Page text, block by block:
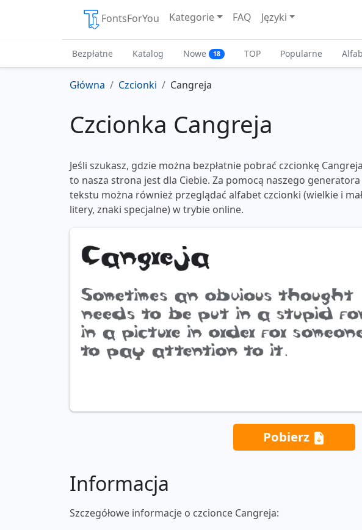
FontsForYou Kategorie FAQ Języki
Bezpłatne Katalog Nowe 18 TOP Popularne
Główna Czcionki Cangreja
Czcionka Cangreja
Jeśli szukasz, gdzie można bezpłatnie pobrać czcionkę
to nasza strona jest dla Ciebie. Za pomocą naszego generatora
tekstu można również przeglądać alfabet czcionki (wielkie i
litery, znaki specjalne) w trybie online.
Pobierz
Informacja
Szczegółowe informacje o czcionce Cangreja: